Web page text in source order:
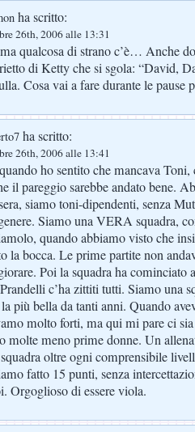
ha scritto:
26th, 2006 alle 13:31
qualcosa di strano c’è… Anche
di Ketty che si sgola: “David,
Cosa vai a fare durante le pause
ha scritto:
26th, 2006 alle 13:41
ho sentito che mancava Toni,
il pareggio sarebbe andato bene.
siamo toni-dipendenti, senza
Siamo una VERA squadra,
quando abbiamo visto che
la bocca. Le prime partite non
Poi la squadra ha cominciato
c’ha zittiti tutti. Siamo una
più bella da tanti anni. Quando
molto forti, ma qui mi pare ci
molte meno prime donne. Un
oltre ogni comprensibile
fatto 15 punti, senza
Orgoglioso di essere viola.